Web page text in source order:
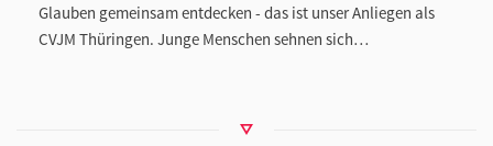
Glauben gemeinsam entdecken - das ist unser Anliegen als
CVJM Thüringen. Junge Menschen sehnen sich…